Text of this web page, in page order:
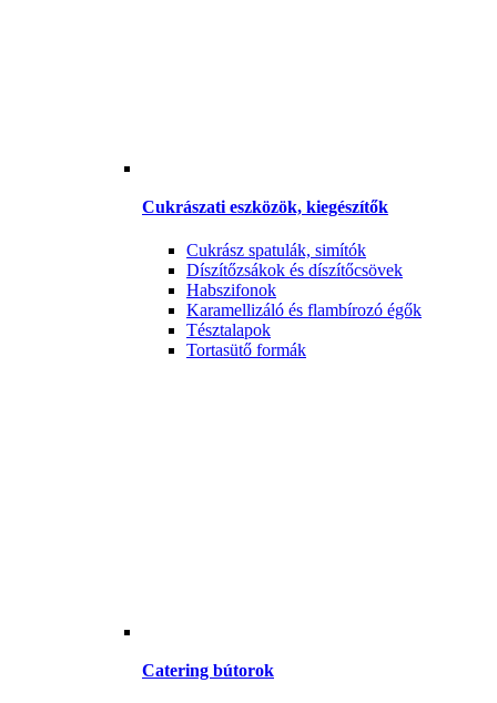
Cukrászati eszközök, kiegészítők
Cukrász spatulák, simítók
Díszítőzsákok és díszítőcsövek
Habszifonok
Karamellizáló és flambírozó égők
Tésztalapok
Tortasütő formák
Catering bútorok